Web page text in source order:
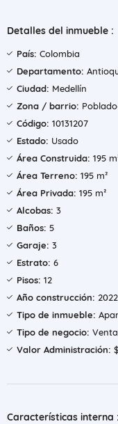
Detalles del inmueble :
País: Colombia
Departamento:
Ciudad: Medellín
Zona / barrio:
Código: 10131207
Estado: Usado
Área Construida: 195
Área Terreno: 195 m²
Área Privada: 195 m²
Alcobas: 3
Baños: 5
Garaje: 3
Estrato: 6
Pisos: 12
Año construcción: 2022
Tipo de inmueble:
Tipo de negocio: Venta
Valor Administración:
Características interna :